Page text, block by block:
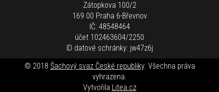
Zátopkova 100/2
169 00 Praha 6-Břevnov
IČ: 48548464
účet 102463604/2250
ID datové schránky: jw47z6j
© 2018 Šachový svaz České republiky. Všechna práva
vyhrazena.
Vytvořila Litea.cz